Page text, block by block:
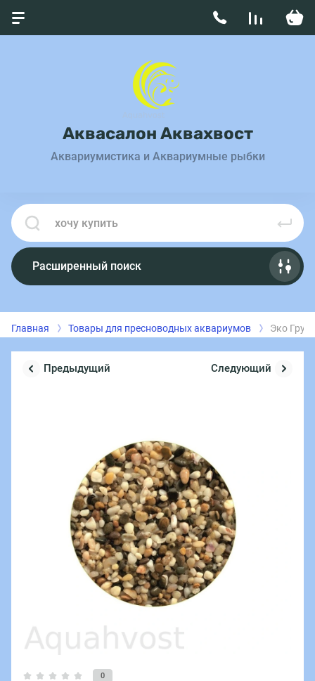
Аквасалон Аквахвост
Аквариумистика и Аквариумные рыбки
Расширенный поиск
Главная Товары для пресноводных аквариумов Эко
Предыдущий Следующий
0